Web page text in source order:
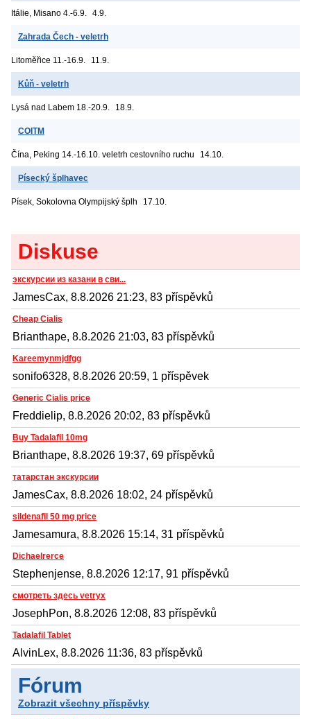
Itálie, Misano 4.-6.9. 4.9.
Zahrada Čech - veletrh
Litoměřice 11.-16.9. 11.9.
Kůň - veletrh
Lysá nad Labem 18.-20.9. 18.9.
COITM
Čína, Peking 14.-16.10. veletrh cestovního ruchu 14.10.
Písecký šplhavec
Písek, Sokolovna Olympijský šplh 17.10.
Diskuse
экскурсии из казани в сви...
JamesCax, 8.8.2026 21:23, 83 příspěvků
Cheap Cialis
Brianthape, 8.8.2026 21:03, 83 příspěvků
Kareemynmjdfgg
sonifo6328, 8.8.2026 20:59, 1 příspěvek
Generic Cialis price
Freddielip, 8.8.2026 20:02, 83 příspěvků
Buy Tadalafil 10mg
Brianthape, 8.8.2026 19:37, 69 příspěvků
татарстан экскурсии
JamesCax, 8.8.2026 18:02, 24 příspěvků
sildenafil 50 mg price
Jamesamura, 8.8.2026 15:14, 31 příspěvků
Dichaelrerce
Stephenjense, 8.8.2026 12:17, 91 příspěvků
смотреть здесь vetryx
JosephPon, 8.8.2026 12:08, 83 příspěvků
Tadalafil Tablet
AlvinLex, 8.8.2026 11:36, 83 příspěvků
Fórum
Zobrazit všechny příspěvky